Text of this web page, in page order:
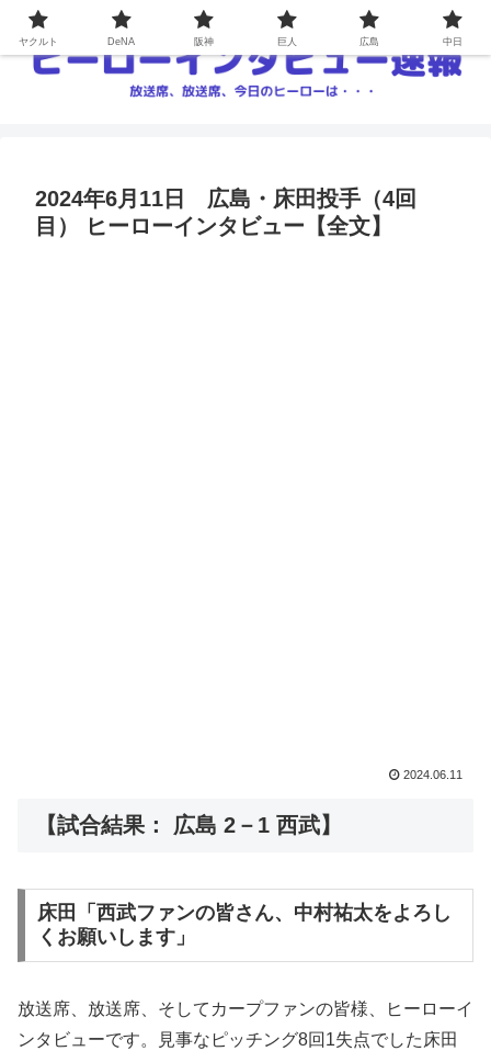
2024年6月11日 広島・床田投手（4回
目） ヒーローインタビュー【全文】
2024.06.11
【試合結果： 広島 2－1 西武】
床田「西武ファンの皆さん、中村祐太をよろし
くお願いします」
放送席、放送席、そしてカープファンの皆様、ヒーローイ
ンタビューです。見事なピッチング8回1失点でした床田
ヤクルト DeNA 阪神 巨人 広島 中日